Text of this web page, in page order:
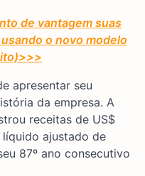
de vantagem suas
o novo modelo
>>>
apresentar seu
da empresa. A
receitas de US$
ajustado de
87º ano consecutivo